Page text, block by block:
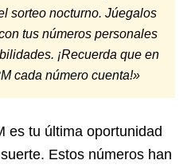
sorteo nocturno. Júegalos
tus números personales
¡Recuerda que en
cada número cuenta!»
es tu última oportunidad
Estos números han